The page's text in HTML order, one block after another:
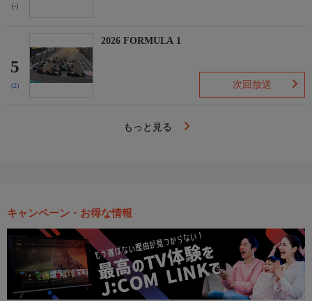
(-)
5
(2)
2026 FORMULA 1
次回放送
もっと見る
キャンペーン・お得な情報